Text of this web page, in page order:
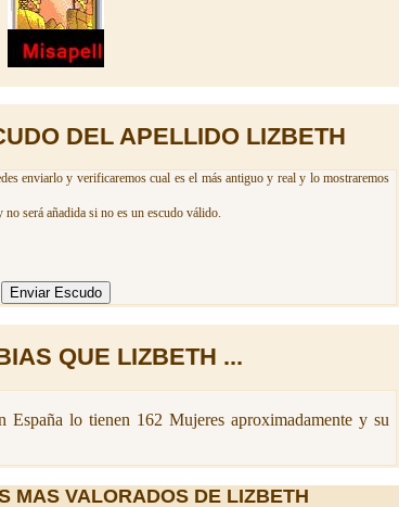
DEL APELLIDO LIZBETH
enviarlo y verificaremos cual es el más antiguo y real y lo mostraremos
será añadida si no es un escudo válido.
QUE LIZBETH ...
España lo tienen 162 Mujeres aproximadamente y su
MAS VALORADOS DE LIZBETH